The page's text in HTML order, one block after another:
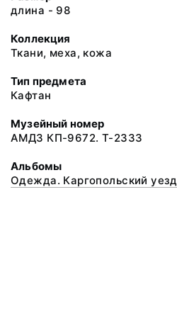
длина - 98
Коллекция
Ткани, меха, кожа
Тип предмета
Кафтан
Музейный номер
АМДЗ КП-9672. Т-2333
Альбомы
Одежда. Каргопольский уезд